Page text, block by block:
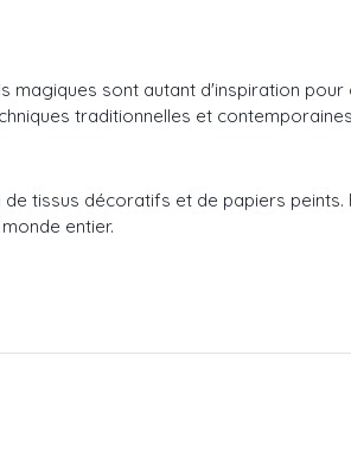
magiques sont autant d'inspiration
traditionnelles et
tissus décoratifs et de papiers
entier.